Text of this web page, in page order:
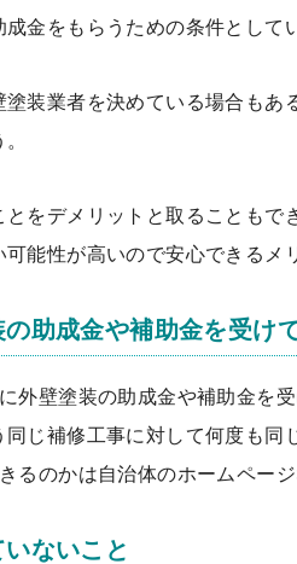
金をもらうための条件として
装業者を決めている場合もあ
とをデメリットと取ることもで
能性が高いので安心できるメ
助成金や補助金を受け
外壁塗装の助成金や補助金を
じ補修工事に対して何度も同
るのかは自治体のホームペー
ないこと